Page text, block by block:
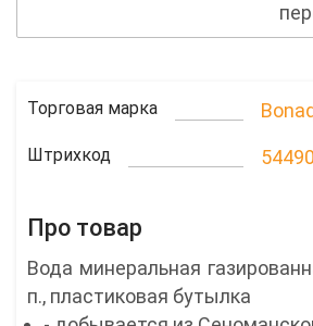
Торговая марка
Штрихкод
Про товар
Вода минеральная
п., пластиковая бутылка